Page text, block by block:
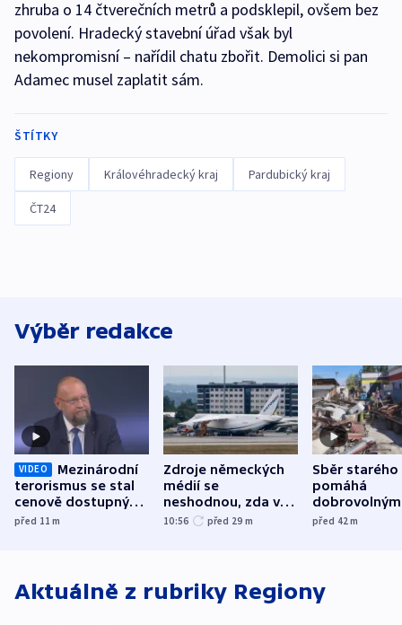
zhruba o 14 čtverečních metrů a podsklepil, ovšem bez
povolení. Hradecký stavební úřad však byl
nekompromisní – nařídil chatu zbořit. Demolici si pan
Adamec musel zaplatit sám.
ŠTÍTKY
Regiony Královéhradecký kraj Pardubický kraj
ČT24
Výběr redakce
VIDEO
Mezinárodní
terorismus se stal
cenově dostupným,
varuje Bartošek
před 11m
Zdroje německých
médií se
neshodnou, zda v
letadle ohroženém
10:56 před 29 m
Sběr starého
pomáhá
dobrovolným
hasičům
před 42m
Aktuálně z rubriky Regiony